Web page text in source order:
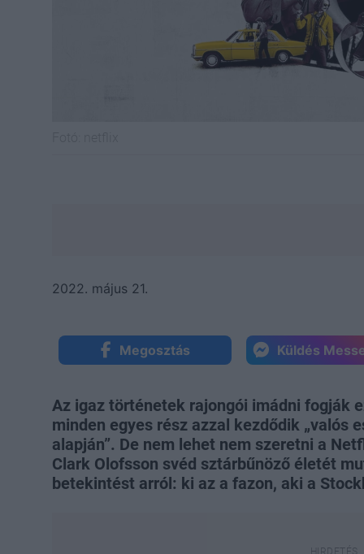
2022. május 21.
Megosztás Küldés
Az igaz történetek rajongói imádni fogják
minden egyes rész azzal kezdődik „valós
alapján”. De nem lehet nem szeretni a
Clark Olofsson svéd sztárbűnöző életét
betekintést arról: ki az a fazon, aki a